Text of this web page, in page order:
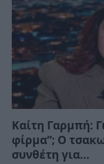
Καίτη Γαρμπή:
φίρμα”; Ο
συνθέτη για…